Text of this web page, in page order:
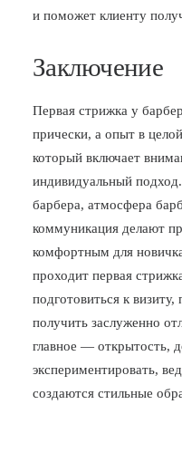
и поможет клиенту
Заключение
Первая стрижка у
прически, а опыт в
который включает
индивидуальный
барбера, атмосфера
коммуникация делают
комфортным для
проходит первая
подготовиться к
получить заслуженно
главное — открытость,
экспериментировать,
создаются стильные